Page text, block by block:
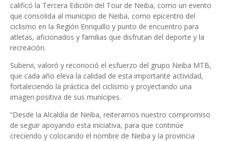
calificó la Tercera Edición del Tour de Neiba, como un evento
que consolida al municipio de Neiba, como epicentro del
ciclismo en la Región Enriquillo y punto de encuentro para
atletas, aficionados y familias que disfrutan del deporte y la
recreación.
Subervi, valoró y reconoció el esfuerzo del grupo Neiba MTB,
que cada año eleva la calidad de esta importante actividad,
fortaleciendo la práctica del ciclismo y proyectando una
imagen positiva de sus munícipes.
“Desde la Alcaldía de Neiba, reiteramos nuestro compromiso
de seguir apoyando esta iniciativa, para que continúe
creciendo y colocando el nombre de Neiba y la provincia